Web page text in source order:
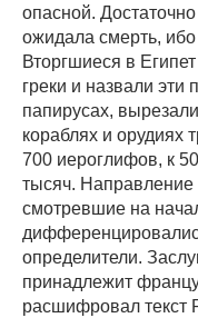
опасной.
ожидала смерть,
Вторгшиеся в
греки и назвали
папирусах,
кораблях и орудиях
700 иероглифов, к
тысяч. Направление
смотревшие на
определители.
принадлежит
расшифровал текст